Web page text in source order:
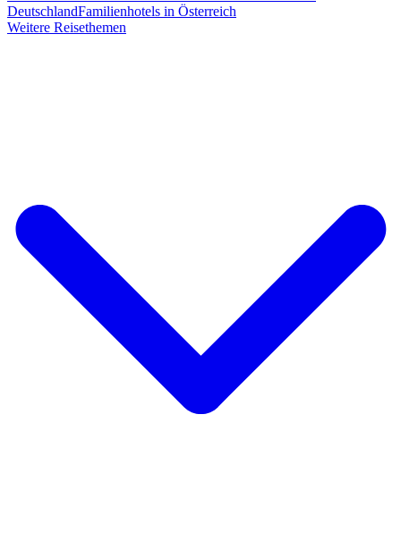
DeutschlandFamilienhotels in Österreich
Weitere Reisethemen